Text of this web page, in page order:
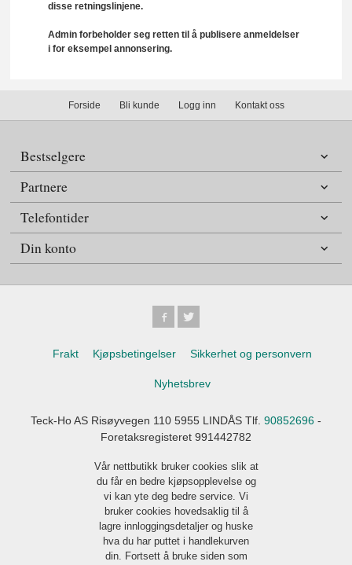
disse retningslinjene.
Admin forbeholder seg retten til å publisere anmeldelser
i for eksempel annonsering.
Forside Bli kunde Logg inn Kontakt oss
Bestselgere
Partnere
Telefontider
Din konto
Frakt Kjøpsbetingelser Sikkerhet og personvern
Nyhetsbrev
Teck-Ho AS Risøyvegen 110 5955 LINDÅS Tlf. 90852696 -
Foretaksregisteret 991442782
Vår nettbutikk bruker cookies slik at
du får en bedre kjøpsopplevelse og
vi kan yte deg bedre service. Vi
bruker cookies hovedsaklig til å
lagre innloggingsdetaljer og huske
hva du har puttet i handlekurven
din. Fortsett å bruke siden som